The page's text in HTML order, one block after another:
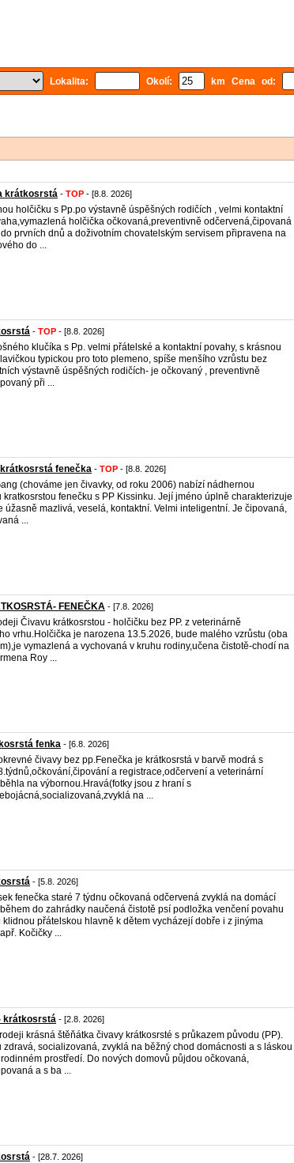
Lokalita: Okolí: km Cena od:
krátkosrstá - TOP - [8.8. 2026]
holčičku s Pp.po výstavně úspěšných rodičích , velmi kontaktní
holčička očkovaná,preventivně odčervená,čipovaná
prvních dnů a doživotním chovatelským servisem připravena na
do ...
- TOP - [8.8. 2026]
klučíka s Pp. velmi přátelské a kontaktní povahy, s krásnou
typickou pro toto plemeno, spíše menšího vzrůstu bez
výstavně úspěšných rodičích- je očkovaný , preventivně
při ...
fenečka - TOP - [8.8. 2026]
(chováme jen čivavky, od roku 2006) nabízí nádhernou
kratkosrstou fenečku s PP Kissinku. Její jméno úplně charakterizuje
úžasně mazlivá, veselá, kontaktní. Velmi inteligentní. Je čipovaná,
...
FENEČKA - [7.8. 2026]
Čivavu krátkosrstou - holčičku bez PP. z veterinárně
vrhu.Holčička je narozena 13.5.2026, bude malého vzrůstu (oba
vymazlená a vychovaná v kruhu rodiny,učena čistotě-chodí na
Roy ...
fenka - [6.8. 2026]
čivavy bez pp.Fenečka je krátkosrstá v barvě modrá s
a registrace,odčervení a veterinární
na výbornou.Hravá(fotky jsou z hraní s
na ...
- [5.8. 2026]
fenečka staré 7 týdnu očkovaná odčervená zvyklá na domácí
do zahrádky naučená čistotě psí podložka venčení povahu
klidnou přátelskou hlavně k dětem vycházejí dobře i z jinýma
Kočičky ...
krátkosrstá - [2.8. 2026]
krásná štěňátka čivavy krátkosrsté s průkazem původu (PP).
zdravá, socializovaná, zvyklá na běžný chod domácnosti a s láskou
prostředí. Do nových domovů půjdou očkovaná,
a s ba ...
- [28.7. 2026]